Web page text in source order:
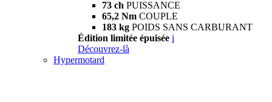
73 ch PUISSANCE
65,2 Nm COUPLE
183 kg POIDS SANS CARBURANT
Édition limitée épuisée i
Découvrez-là
Hypermotard